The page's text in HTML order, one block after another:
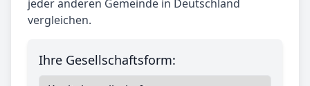
jeder anderen Gemeinde in Deutschland
vergleichen.
Ihre Gesellschaftsform: